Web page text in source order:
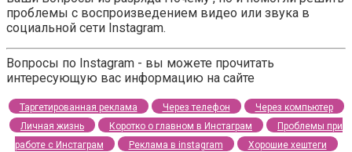
проблемы с воспроизведением видео или звука в
социальной сети Instagram.
Вопросы по Instagram - вы можете прочитать
интересующую вас информацию на сайте
Таргетированная реклама Через телефон
Через компьютер
Личная жизнь
Коротко о главном в Инстаграм
Проблемы при
работе с Инстаграм
Реклама в instagram
Хорошие хештеги